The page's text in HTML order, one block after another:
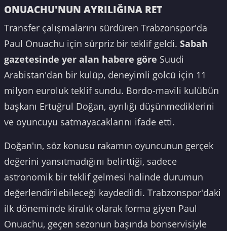
ONUACHU'NUN AYRILIĞINA RET
Transfer çalışmalarını sürdüren Trabzonspor'da
Paul Onuachu için sürpriz bir teklif geldi. Sabah
gazetesinde yer alan habere göre Suudi
Arabistan'dan bir kulüp, deneyimli golcü için 11
milyon euroluk teklif sundu. Bordo-mavili kulübün
başkanı Ertuğrul Doğan, ayrılığı düşünmediklerini
ve oyuncuyu satmayacaklarını ifade etti.
Doğan'ın, söz konusu rakamın oyuncunun gerçek
değerini yansıtmadığını belirttiği, sadece
astronomik bir teklif gelmesi halinde durumun
değerlendirilebileceği kaydedildi. Trabzonspor'daki
ilk döneminde kiralık olarak forma giyen Paul
Onuachu, geçen sezonun başında bonservisiyle